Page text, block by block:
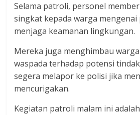
Selama patroli, personel
singkat kepada warga
menjaga keamanan lingkungan.
Mereka juga menghimbau
waspada terhadap potensi
segera melapor ke polisi jika
mencurigakan.
Kegiatan patroli malam ini